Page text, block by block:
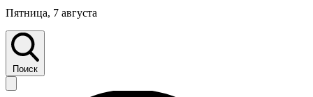
Пятница, 7 августа
Поиск